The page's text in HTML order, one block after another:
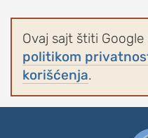
Ovaj sajt štiti Google
politikom
korišćenja.